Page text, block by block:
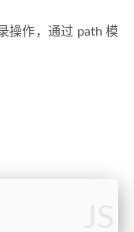
操作，通过 path 模